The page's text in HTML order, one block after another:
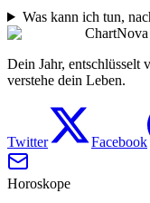
Was kann ich tun,
ChartNova
Dein Jahr,
verstehe dein Leben.
Twitter Facebook
Horoskope